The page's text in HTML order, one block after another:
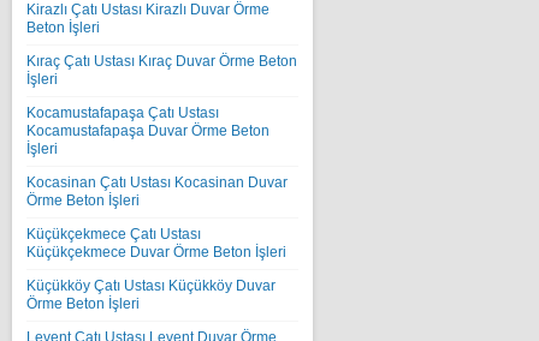
Kirazlı Çatı Ustası Kirazlı Duvar Örme
Beton İşleri
Kıraç Çatı Ustası Kıraç Duvar Örme Beton
İşleri
Kocamustafapaşa Çatı Ustası
Kocamustafapaşa Duvar Örme Beton
İşleri
Kocasinan Çatı Ustası Kocasinan Duvar
Örme Beton İşleri
Küçükçekmece Çatı Ustası
Küçükçekmece Duvar Örme Beton İşleri
Küçükköy Çatı Ustası Küçükköy Duvar
Örme Beton İşleri
Levent Çatı Ustası Levent Duvar Örme